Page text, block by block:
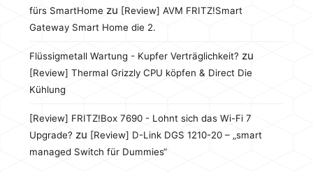
fürs SmartHome zu [Review] AVM FRITZ!Smart
Gateway Smart Home die 2.
Flüssigmetall Wartung - Kupfer Verträglichkeit? zu
[Review] Thermal Grizzly CPU köpfen & Direct Die
Kühlung
[Review] FRITZ!Box 7690 - Lohnt sich das Wi-Fi 7
Upgrade? zu [Review] D-Link DGS 1210-20 – „smart
managed Switch für Dummies“